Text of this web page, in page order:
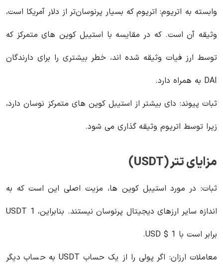
وابسته به اتریوم: اتریوم که بسیار پرنوسان‌تر از دلار آمریکا است،
وثیقه آن است. که در مقایسه با استیبل کوین های متمرکز که
توسط ارز فیات وثیقه شده اند، خطر بیشتری را برای دارندگان
DAI به همراه دارد.
ثبات پیوند: دای بیشتر از استیبل کوین های متمرکز نوسان دارد،
زیرا توسط اتریوم وثیقه گذاری می شود.
مزایای تتر (USDT)
ثبات: در مورد استیبل کوین ها، مزیت اصلی این است که به
اندازه سایر ارزهای دیجیتال پرنوسان نیستند. بنابراین، 1 USDT
برابر است با 1 $ USD.
معاملات ارزان: اگر پولی را از یک حساب USDT به حساب دیگر